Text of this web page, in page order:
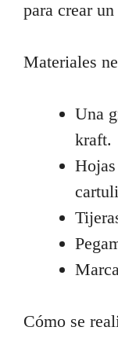
para crear
Materiales
Una
kraft.
Cómo se